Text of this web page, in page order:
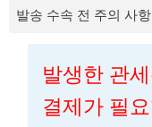
발송 수속 전 주의 사항
발생한 관
결제가 필